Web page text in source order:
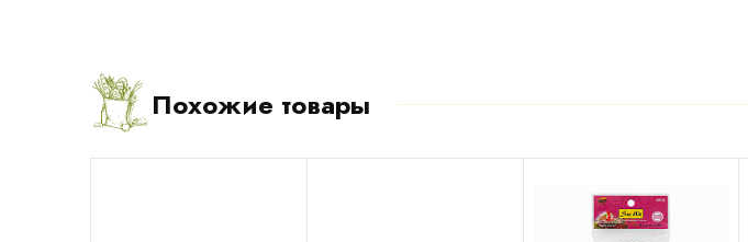
Похожие товары